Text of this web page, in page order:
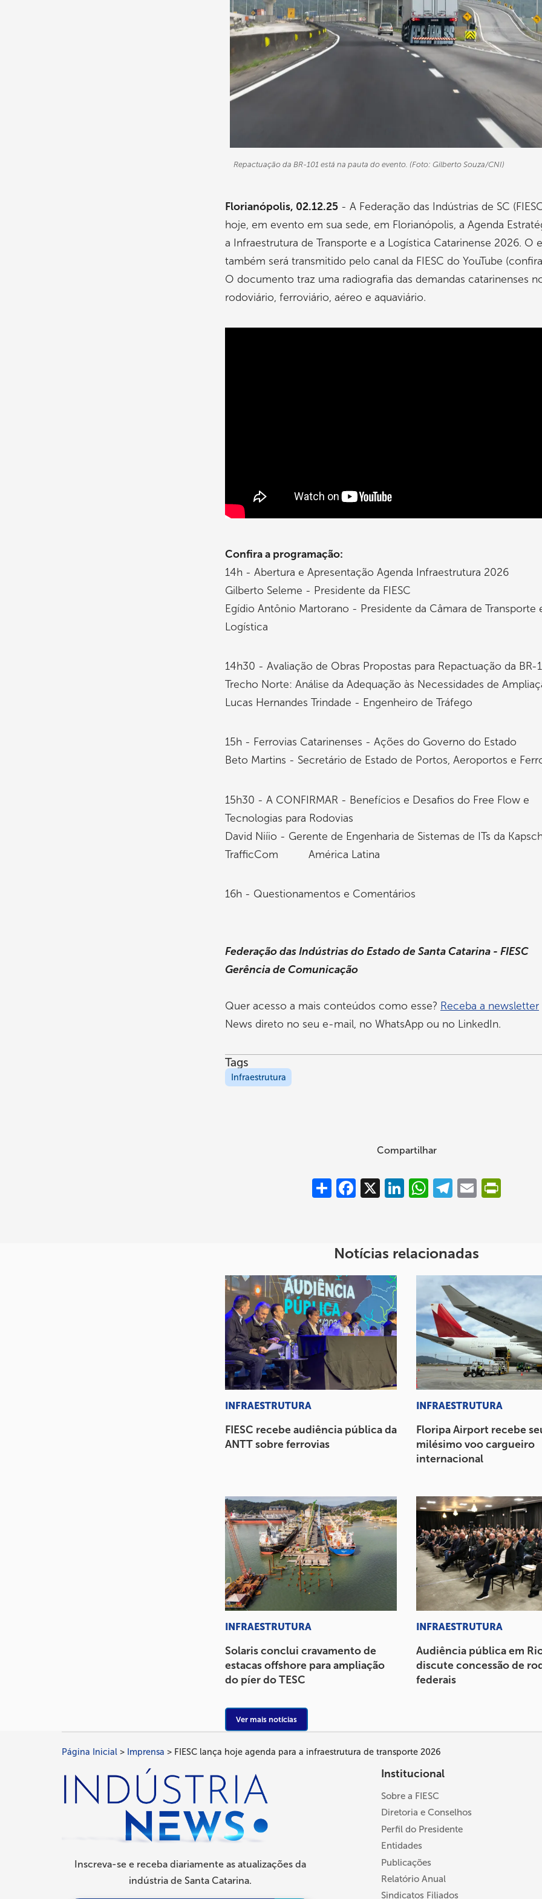
Repactuação da BR-101 está na pauta do evento. (Foto: Gilberto Souza/CNI)
Florianópolis, 02.12.25 - A Federação das Indústrias de SC
hoje, em evento em sua sede, em Florianópolis, a Agenda
a Infraestrutura de Transporte e a Logística Catarinense 2026. O
também será transmitido pelo canal da FIESC do YouTube
O documento traz uma radiografia das demandas catarinenses
rodoviário, ferroviário, aéreo e aquaviário.
Confira a programação:
14h - Abertura e Apresentação Agenda Infraestrutura 2026
Gilberto Seleme - Presidente da FIESC
Egídio Antônio Martorano - Presidente da Câmara de Transporte
Logística
14h30 - Avaliação de Obras Propostas para Repactuação da BR-
Trecho Norte: Análise da Adequação às Necessidades de
Lucas Hernandes Trindade - Engenheiro de Tráfego
15h - Ferrovias Catarinenses - Ações do Governo do Estado
Beto Martins - Secretário de Estado de Portos, Aeroportos e
15h30 - A CONFIRMAR - Benefícios e Desafios do Free Flow e
Tecnologias para Rodovias
David Niíio - Gerente de Engenharia de Sistemas de ITs da
TrafficCom América Latina
16h - Questionamentos e Comentários
Federação das Indústrias do Estado de Santa Catarina - FIESC
Gerência de Comunicação
Quer acesso a mais conteúdos como esse? Receba a newsletter
News direto no seu e-mail, no WhatsApp ou no LinkedIn.
Tags
Infraestrutura
Compartilhar
Compartilhar
Facebook
X LinkedInWhatsAppTelegram
Email
Notícias relacionadas
INFRAESTRUTURA
FIESC recebe audiência pública da
ANTT sobre ferrovias
INFRAESTRUTURA
Floripa Airport recebe
milésimo voo cargueiro
internacional
INFRAESTRUTURA
Solaris conclui cravamento de
estacas offshore para ampliação
do píer do TESC
INFRAESTRUTURA
Audiência pública em
discute concessão de
federais
Ver mais notícias
Trilha
de
navegação
Página Inicial Imprensa FIESC lança hoje agenda para a infraestrutura de transporte 2026
Inscreva-se e receba diariamente as atualizações da
indústria de Santa Catarina.
Institucional
Sobre a FIESC
Diretoria e Conselhos
Perfil do Presidente
Entidades
Publicações
Relatório Anual
Sindicatos Filiados